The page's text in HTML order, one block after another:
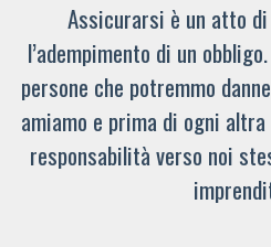
Assicurarsi è un atto
l’adempimento di un
persone che potremmo
amiamo e prima di ogni
responsabilità verso noi